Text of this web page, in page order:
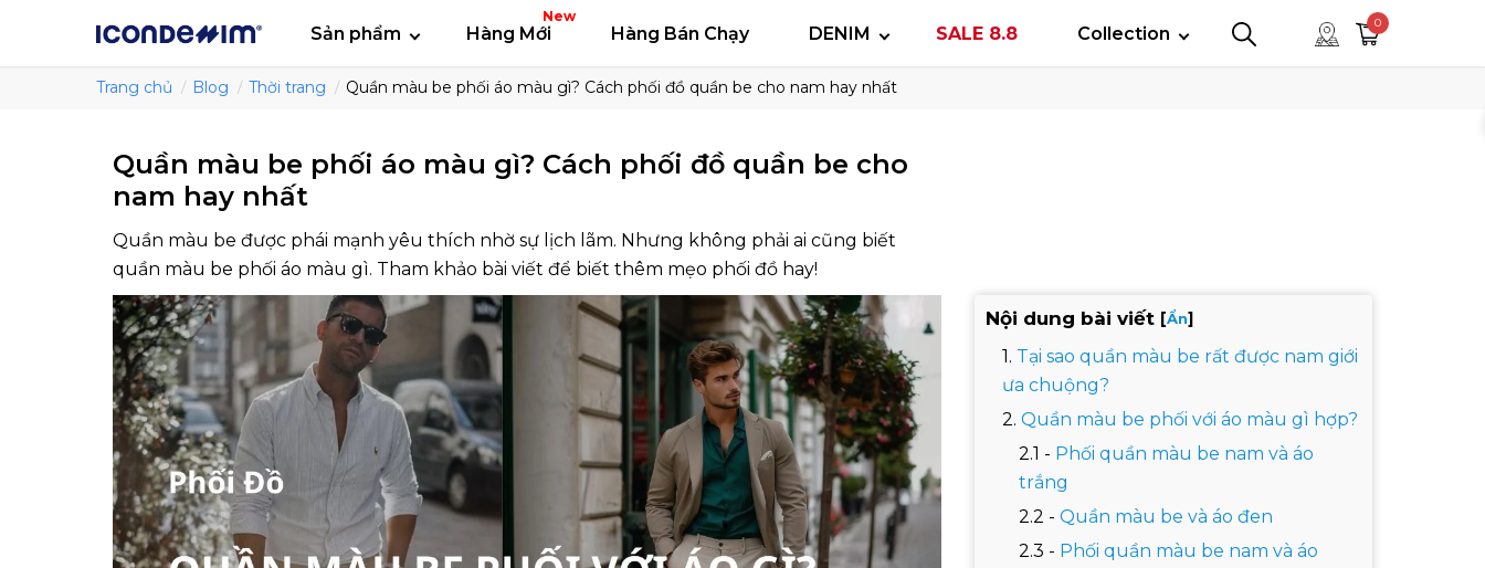
Sản phẩm Hàng Mới
New
Hàng Bán Chạy DENIM SALE 8.8 Collection
0
Trang chủ Blog Thời trang Quần màu be phối áo màu gì? Cách phối đồ quần be cho nam hay nhất
Quần màu be phối áo màu gì? Cách phối đồ quần be cho
nam hay nhất
Quần màu be được phái mạnh yêu thích nhờ sự lịch lãm. Nhưng không phải ai cũng biết
quần màu be phối áo màu gì. Tham khảo bài viết để biết thêm mẹo phối đồ hay!
Nội dung bài viết [Ẩn]
Tại sao quần màu be rất được nam giới
ưa chuộng?
Quần màu be phối với áo màu gì hợp?
Phối quần màu be nam và áo
trắng
Quần màu be và áo đen
Phối quần màu be nam và áo